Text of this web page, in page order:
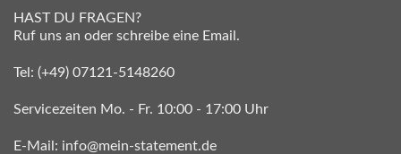
HAST DU FRAGEN?
Ruf uns an oder schreibe eine Email.
Tel: (+49) 07121-5148260
Servicezeiten Mo. - Fr. 10:00 - 17:00 Uhr
E-Mail: info@mein-statement.de